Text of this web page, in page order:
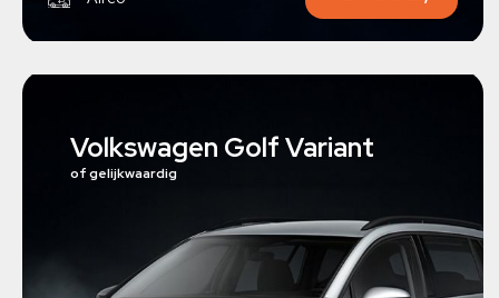
Volkswagen Golf Variant
of gelijkwaardig